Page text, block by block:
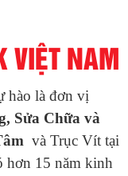
VIỆT NAM
hào là đơn vị
Sửa Chữa và
và Trục Vít tại
hơn 15 năm kinh